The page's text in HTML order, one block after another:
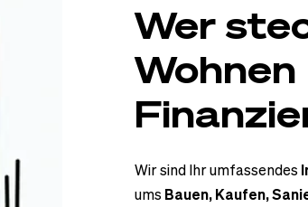
Wer
Wohnen
Wir sind Ihr umfassendes
ums Bauen, Kaufen,